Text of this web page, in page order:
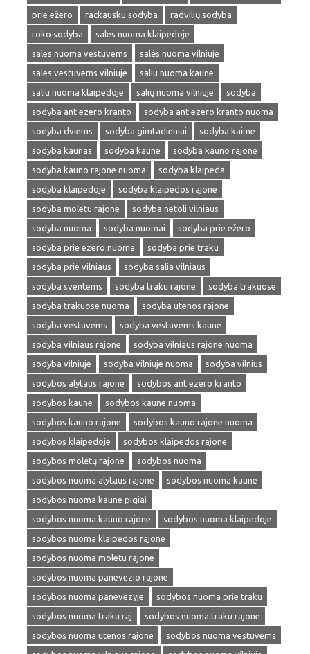
prie ežero
rackausku sodyba
radvilių sodyba
roko sodyba
sales nuoma klaipedoje
sales nuoma vestuvems
salės nuoma vilniuje
sales vestuvems vilniuje
saliu nuoma kaune
saliu nuoma klaipedoje
salių nuoma vilniuje
sodyba
sodyba ant ezero kranto
sodyba ant ezero kranto nuoma
sodyba dviems
sodyba gimtadieniui
sodyba kaime
sodyba kaunas
sodyba kaune
sodyba kauno rajone
sodyba kauno rajone nuoma
sodyba klaipeda
sodyba klaipedoje
sodyba klaipedos rajone
sodyba moletu rajone
sodyba netoli vilniaus
sodyba nuoma
sodyba nuomai
sodyba prie ežero
sodyba prie ezero nuoma
sodyba prie traku
sodyba prie vilniaus
sodyba salia vilniaus
sodyba sventems
sodyba traku rajone
sodyba trakuose
sodyba trakuose nuoma
sodyba utenos rajone
sodyba vestuvems
sodyba vestuvems kaune
sodyba vilniaus rajone
sodyba vilniaus rajone nuoma
sodyba vilniuje
sodyba vilniuje nuoma
sodyba vilnius
sodybos alytaus rajone
sodybos ant ezero kranto
sodybos kaune
sodybos kaune nuoma
sodybos kauno rajone
sodybos kauno rajone nuoma
sodybos klaipedoje
sodybos klaipedos rajone
sodybos molėtų rajone
sodybos nuoma
sodybos nuoma alytaus rajone
sodybos nuoma kaune
sodybos nuoma kaune pigiai
sodybos nuoma kauno rajone
sodybos nuoma klaipedoje
sodybos nuoma klaipedos rajone
sodybos nuoma moletu rajone
sodybos nuoma panevezio rajone
sodybos nuoma panevezyje
sodybos nuoma prie traku
sodybos nuoma traku raj
sodybos nuoma traku rajone
sodybos nuoma utenos rajone
sodybos nuoma vestuvems